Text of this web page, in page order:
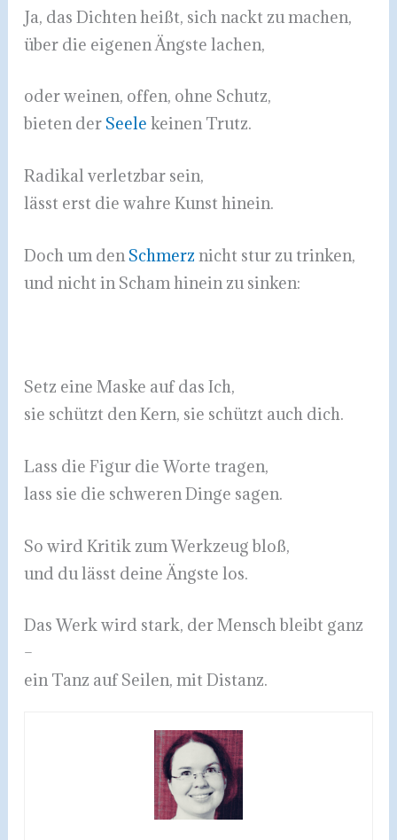
Ja, das Dichten heißt, sich nackt zu machen,
über die eigenen Ängste lachen,
oder weinen, offen, ohne Schutz,
bieten der Seele keinen Trutz.
Radikal verletzbar sein,
lässt erst die wahre Kunst hinein.
Doch um den Schmerz nicht stur zu trinken,
und nicht in Scham hinein zu sinken:
Setz eine Maske auf das Ich,
sie schützt den Kern, sie schützt auch dich.
Lass die Figur die Worte tragen,
lass sie die schweren Dinge sagen.
So wird Kritik zum Werkzeug bloß,
und du lässt deine Ängste los.
Das Werk wird stark, der Mensch bleibt ganz
–
ein Tanz auf Seilen, mit Distanz.